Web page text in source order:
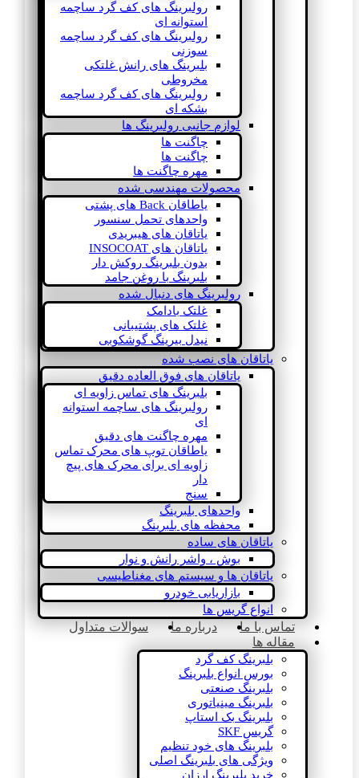
رولبرینگ های کف گرد ساچمه
استوانه ای
رولبرینگ های کف گرد ساچمه
سوزنی
بلبرینگ های رانش غلتکی
مخروطی
رولبرینگ های کف گرد ساچمه
بشکه ای
لوازم جانبی رولبرینگ ها
چاگنت ها
چاگنت ها
مهره چاگنت ها
محصولات مهندسی شده
یاطاقان Back های پشتی
واحدهای تحمل سنسور
یاتاقان های هیبریدی
یاتاقان های INSOCOAT
بدون بلبرینگ روکش دار
بلبرینگ با روغن جامد
رولبرینگ های دنبال شده
غلتک بادامک
غلتک های پشتیبانی
نیدل بیرینگ گوشکوبی
یاتاقان های نصب شده
یاتاقان های فوق العاده دقیق
بلبرینگ های تماس زاویه ای
رولبرینگ های ساچمه استوانه
ای
مهره چاگنت های دقیق
یاطاقان توپ های محرک تماس
زاویه ای برای محرک های پیچ
دار
سنج
واحدهای بلبرینگ
محفظه های بلبرینگ
یاتاقان های ساده
بوش ، واشر رانش و نوار
یاتاقان ها و سیستم های مغناطیسی
بازاریابی خودرو
انواع گریس ها
تماس با ما درباره ما
سوالات متداول
مقاله ها
بلبرینگ کف گرد
بورس انواع بلبرینگ
بلبرینگ صنعتی
بلبرینگ مینیاتوری
بلبرینگ بک استاپ
گریس SKF
بلبرینگ های خود تنظیم
ویژگی های بلبرینگ اصلی
خرید بلبرینگ ارزان